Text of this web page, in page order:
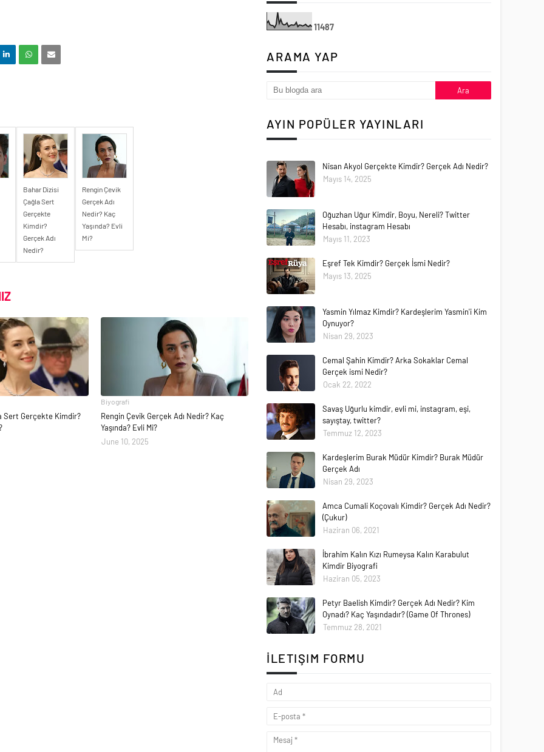
Bahar Dizisi
Çağla Sert
Gerçekte
Kimdir?
Gerçek Adı
Nedir?
Rengin Çevik
Gerçek Adı
Nedir? Kaç
Yaşında? Evli
Mi?
Sert Gerçekte Kimdir?
Biyografi
Rengin Çevik Gerçek Adı Nedir? Kaç
Yaşında? Evli Mi?
June 10, 2025
11487
ARAMA YAP
AYIN POPÜLER YAYINLARI
Nisan Akyol Gerçekte Kimdir? Gerçek Adı Nedir?
Mayıs 14, 2025
Oğuzhan Uğur Kimdir, Boyu, Nereli? Twitter
Hesabı, instagram Hesabı
Mayıs 11, 2023
Eşref Tek Kimdir? Gerçek İsmi Nedir?
Mayıs 13, 2025
Yasmin Yılmaz Kimdir? Kardeşlerim Yasmin'i Kim
Oynuyor?
Nisan 29, 2023
Cemal Şahin Kimdir? Arka Sokaklar Cemal
Gerçek ismi Nedir?
Ocak 22, 2022
Savaş Uğurlu kimdir, evli mi, instagram, eşi,
sayıştay, twitter?
Temmuz 12, 2023
Kardeşlerim Burak Müdür Kimdir? Burak Müdür
Gerçek Adı
Nisan 29, 2023
Amca Cumali Koçovalı Kimdir? Gerçek Adı Nedir?
(Çukur)
Haziran 06, 2021
İbrahim Kalın Kızı Rumeysa Kalın Karabulut
Kimdir Biyografi
Haziran 05, 2023
Petyr Baelish Kimdir? Gerçek Adı Nedir? Kim
Oynadı? Kaç Yaşındadır? (Game Of Thrones)
Temmuz 28, 2021
İLETIŞIM FORMU